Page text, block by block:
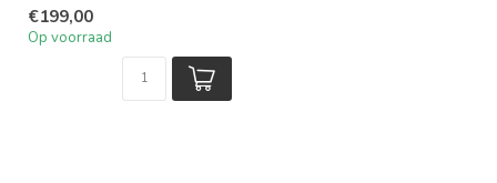
€199,00
Op voorraad